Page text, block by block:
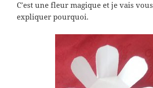
C’est une fleur magique et je vais vous
expliquer pourquoi.